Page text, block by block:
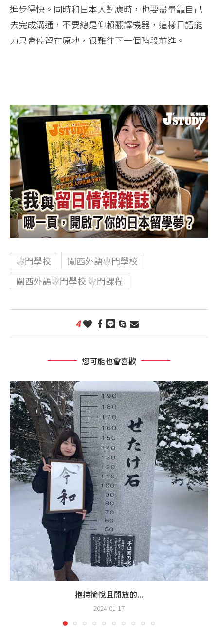
進步得快。同時和日本人對應時，也要盡量靠自己
去完成溝通，不要總是仰賴翻譯機器，這樣日語能
力只會停留在原地，很難往下一個階段前進。
專門學校
關西外語專門學校
關西外語專門學校 專門課程
4
您可能也會喜歡
抱持愉悅且開放的...
2024-01-17